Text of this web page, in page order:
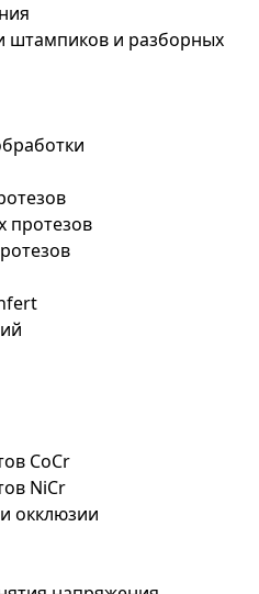
штампиков и разборных
протезов
CoCr
NiCr
окклюзии